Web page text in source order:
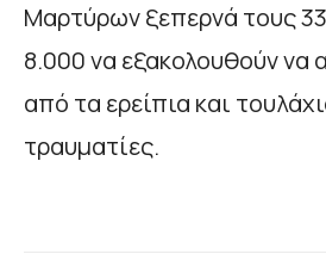
Μαρτύρων ξεπερνά τους
8.000 να εξακολουθούν να
από τα ερείπια και
τραυματίες.